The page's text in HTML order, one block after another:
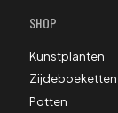
SHOP
Kunstplanten
Zijdeboeketten
Potten